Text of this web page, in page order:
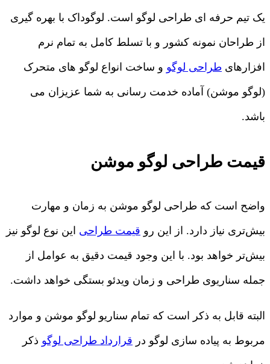
یک تیم حرفه ای طراحی لوگو است. لوگوداک با بهره گیری
از طراحان نمونه کشور و با تسلط کامل به تمام نرم
افزارهای طراحی لوگو و ساخت انواع لوگو های متحرک
(لوگو موشن) آماده خدمت رسانی به شما عزیزان می
باشد.
قیمت طراحی لوگو موشن
واضح است که طراحی لوگو موشن به زمان و مهارت
بیش‌تری نیاز دارد. از این رو قیمت طراحی این نوع لوگو نیز
بیش‌تر خواهد بود. با این وجود قیمت دقیق به عوامل از
جمله سناریوی طراحی و زمان ویدئو بستگی خواهد داشت.
البته قابل به ذکر است که تمام سناریو لوگو موشن و موارد
مربوط به پیاده سازی لوگو در قرارداد طراحی لوگو ذکر